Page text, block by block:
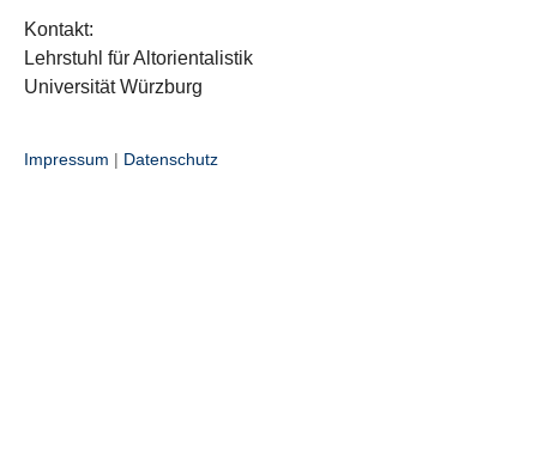
Kontakt:
Lehrstuhl für Altorientalistik
Universität Würzburg
Impressum | Datenschutz